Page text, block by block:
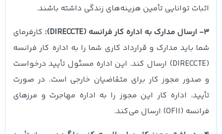
اثبات توانایی تأمین هزینه‌های زندگی داشته باشند.
3- ارسال مدارک به اداره کار فرانسه (DIRECCTE):
کارفرمای
شما باید مدارک و قرارداد کاری شما را به اداره کار فرانسه
(DIRECCTE) ارسال کند. این اداره مسئول تأیید درخواست
و صدور مجوز کار برای متقاضیان خارجی است. در صورت
تأیید، اداره کار این مجوز را به اداره مهاجرت و مرزهای
فرانسه (OFII) ارسال می‌کند.